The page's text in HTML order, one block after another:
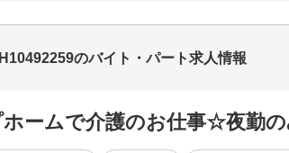
のバイト・パート求人情報
ホームで介護のお仕事☆夜勤